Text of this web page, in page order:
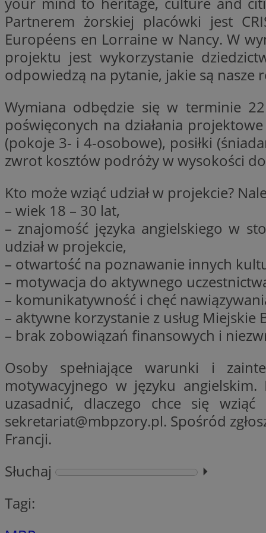
Partnerem żorskiej placówki jest
Européens en Lorraine w Nancy. W
projektu jest wykorzystanie
odpowiedzą na pytanie, jakie są
Wymiana odbędzie się w terminie
poświęconych na działania
(pokoje 3- i 4-osobowe), posiłki
zwrot kosztów podróży w wysokości
Kto może wziąć udział w projekcie?
– wiek 18 – 30 lat,
– znajomość języka angielskiego w
udział w projekcie,
– otwartość na poznawanie innych
– motywacja do aktywnego
– komunikatywność i chęć
– aktywne korzystanie z usług
– brak zobowiązań finansowych i
Osoby spełniające warunki i
motywacyjnego w języku
uzasadnić, dlaczego chce się
sekretariat@mbpzory.pl. Spośród
Francji.
Słuchaj
⏵︎
Tagi:
SessID
QeSessID
MvSessID
__cf_bm
suid
INGRESSCOOKIE
li_gc
CookieScriptConsent
Nazwa
_ga
Nazwa